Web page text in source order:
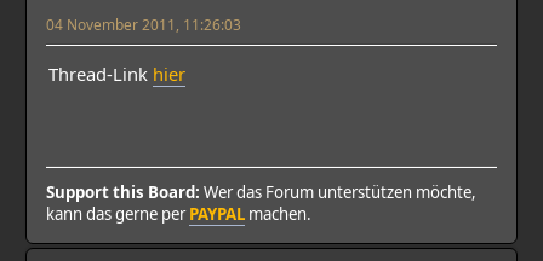
04 November 2011, 11:26:03
Thread-Link hier
Support this Board: Wer das Forum unterstützen möchte,
kann das gerne perPAYPAL machen.